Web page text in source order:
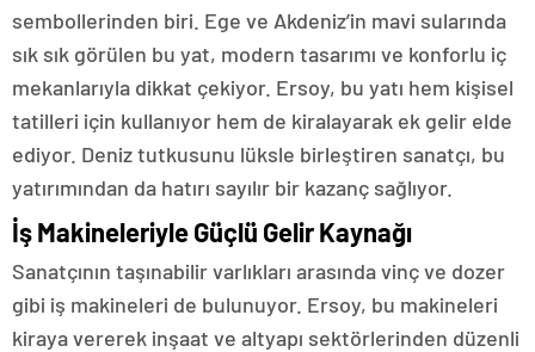
sembollerinden biri. Ege ve Akdeniz’in mavi sularında
sık sık görülen bu yat, modern tasarımı ve konforlu iç
mekanlarıyla dikkat çekiyor. Ersoy, bu yatı hem kişisel
tatilleri için kullanıyor hem de kiralayarak ek gelir elde
ediyor. Deniz tutkusunu lüksle birleştiren sanatçı, bu
yatırımından da hatırı sayılır bir kazanç sağlıyor.
İş Makineleriyle Güçlü Gelir Kaynağı
Sanatçının taşınabilir varlıkları arasında vinç ve dozer
gibi iş makineleri de bulunuyor. Ersoy, bu makineleri
kiraya vererek inşaat ve altyapı sektörlerinden düzenli